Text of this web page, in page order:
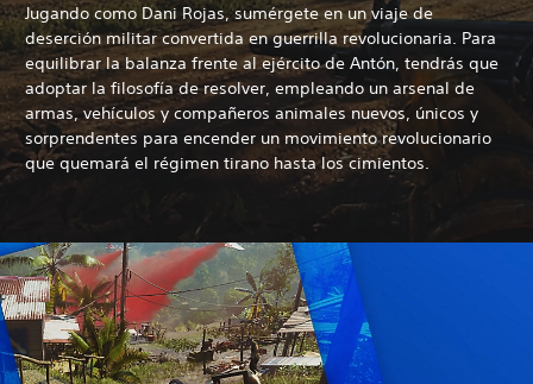
Jugando como Dani Rojas, sumérgete en un viaje de
deserción militar convertida en guerrilla revolucionaria. Para
equilibrar la balanza frente al ejército de Antón, tendrás que
adoptar la filosofía de resolver, empleando un arsenal de
armas, vehículos y compañeros animales nuevos, únicos y
sorprendentes para encender un movimiento revolucionario
que quemará el régimen tirano hasta los cimientos.